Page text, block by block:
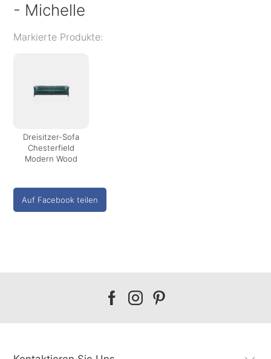
- Michelle
Markierte Produkte:
Dreisitzer-Sofa
Chesterfield
Modern Wood
Auf Facebook teilen
Our
Our
Our